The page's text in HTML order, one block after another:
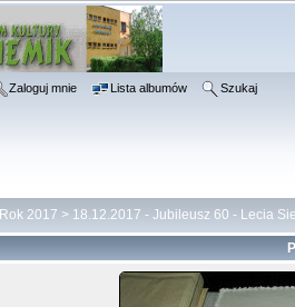
Zaloguj mnie Lista albumów Szukaj
Rok 2017 > 18.12.2017 - Jubileusz 60 - Lecia